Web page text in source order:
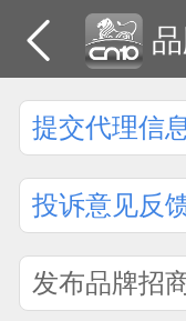
提交代理信
投诉意见反
发布品牌招